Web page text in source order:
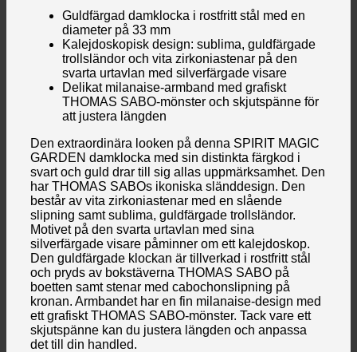
Guldfärgad damklocka i rostfritt stål med en
diameter på 33 mm
Kalejdoskopisk design: sublima, guldfärgade
trollsländor och vita zirkoniastenar på den
svarta urtavlan med silverfärgade visare
Delikat milanaise-armband med grafiskt
THOMAS SABO-mönster och skjutspänne för
att justera längden
Den extraordinära looken på denna SPIRIT MAGIC
GARDEN damklocka med sin distinkta färgkod i
svart och guld drar till sig allas uppmärksamhet. Den
har THOMAS SABOs ikoniska sländdesign. Den
består av vita zirkoniastenar med en slående
slipning samt sublima, guldfärgade trollsländor.
Motivet på den svarta urtavlan med sina
silverfärgade visare påminner om ett kalejdoskop.
Den guldfärgade klockan är tillverkad i rostfritt stål
och pryds av bokstäverna THOMAS SABO på
boetten samt stenar med cabochonslipning på
kronan. Armbandet har en fin milanaise-design med
ett grafiskt THOMAS SABO-mönster. Tack vare ett
skjutspänne kan du justera längden och anpassa
det till din handled.